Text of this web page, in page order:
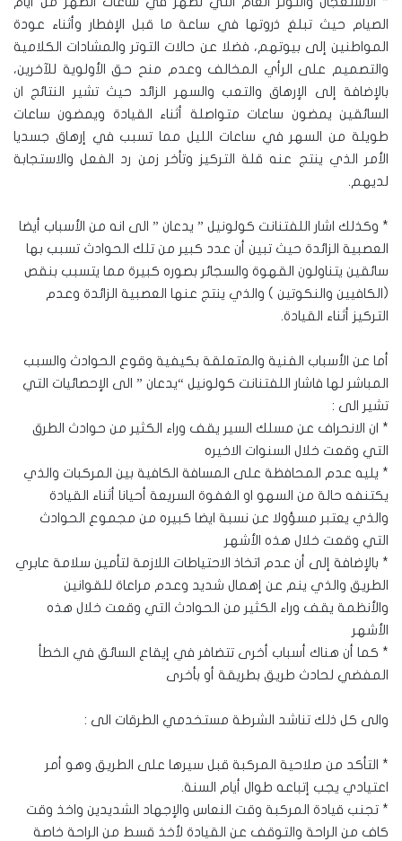
الصيام حيث تبلغ ذروتها في ساعة ما قبل الإفطار وأثناء عودة
المواطنين إلى بيوتهم، فضلا عن حالات التوتر والمشادات الكلامية
والتصميم على الرأي المخالف وعدم منح حق الأولوية للآخرين،
بالإضافة إلى الإرهاق والتعب والسهر الزائد حيث تشير النتائج ان
السائقين يمضون ساعات متواصلة أثناء القيادة ويمضون ساعات
طويلة من السهر في ساعات الليل مما تسبب في إرهاق جسديا
الأمر الذي ينتج عنه قلة التركيز وتأخر زمن رد الفعل والاستجابة
لديهم.
* وكذلك اشار اللفتنانت كولونيل ” يدعان ” الى انه من الأسباب أيضا
العصبية الزائدة حيث تبين أن عدد كبير من تلك الحوادث تسبب بها
سائقين يتناولون القهوة والسجائر بصوره كبيرة مما يتسبب بنقص
(الكافيين والنكوتين ) والذي ينتج عنها العصبية الزائدة وعدم
التركيز أثناء القيادة.
أما عن الأسباب الفنية والمتعلقة بكيفية وقوع الحوادث والسبب
المباشر لها فاشار اللفتنانت كولونيل “يدعان ” الى الإحصائيات التي
تشير الى :
* ان الانحراف عن مسلك السير يقف وراء الكثير من حوادث الطرق
التي وقعت خلال السنوات الاخيره
* يليه عدم المحافظة على المسافة الكافية بين المركبات والذي
يكتنفه حالة من السهو او الغفوة السريعة أحيانا أثناء القيادة
والذي يعتبر مسؤولا عن نسبة ايضا كبيره من مجموع الحوادث
التي وقعت خلال هذه الأشهر
* بالإضافة إلى أن عدم اتخاذ الاحتياطات اللازمة لتأمين سلامة عابري
الطريق والذي ينم عن إهمال شديد وعدم مراعاة للقوانين
والأنظمة يقف وراء الكثير من الحوادث التي وقعت خلال هذه
الأشهر
* كما أن هناك أسباب أخرى تتضافر في إيقاع السائق في الخطأ
المفضي لحادث طريق بطريقة أو بأخرى
والى كل ذلك تناشد الشرطة مستخدمي الطرقات الى :
* التأكد من صلاحية المركبة قبل سيرها على الطريق وهو أمر
اعتيادي يجب إتباعه طوال أيام السنة.
* تجنب قيادة المركبة وقت النعاس والإجهاد الشديدين واخذ وقت
كاف من الراحة والتوقف عن القيادة لأخذ قسط من الراحة خاصة